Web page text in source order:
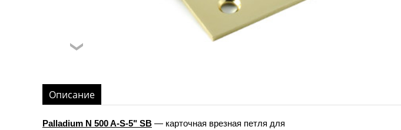
Описание
Palladium N 500 A-S-5" SB — карточная врезная петля для